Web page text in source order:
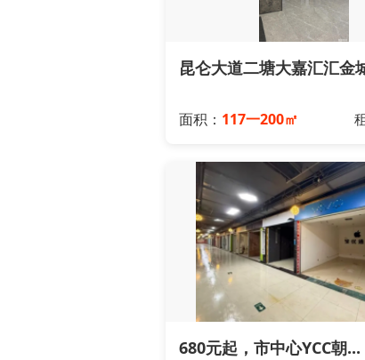
昆仑大道二塘大嘉汇汇金
面积： 117一200㎡
680元起，市中心YCC朝...